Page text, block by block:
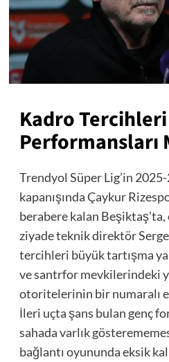
Kadro
Performansları
Trendyol Süper Lig’in
kapanışında Çaykur
berabere kalan
ziyade teknik direktör
tercihleri büyük tartışma
ve santrfor mevkilerindeki
otoritelerinin bir numaralı
İleri uçta şans bulan genç
sahada varlık
bağlantı oyununda eksik